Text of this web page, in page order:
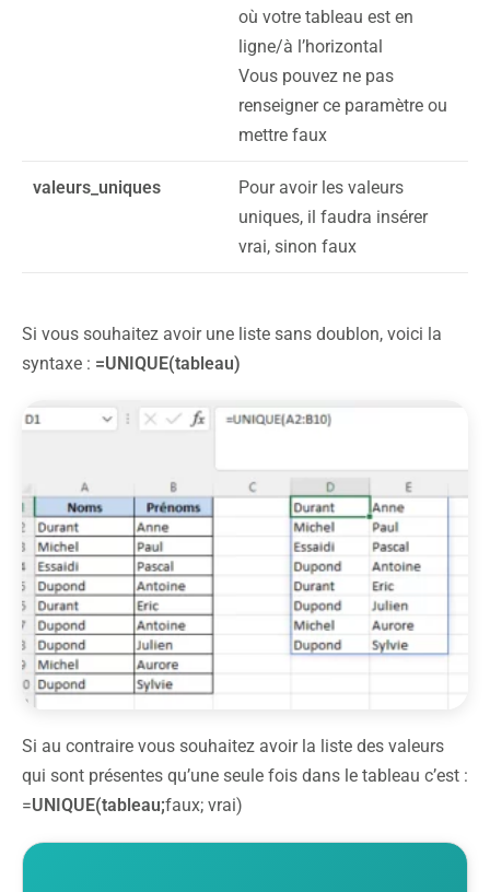
où votre tableau est en
ligne/à l’horizontal
Vous pouvez ne pas
renseigner ce paramètre ou
mettre faux
valeurs_uniques
Pour avoir les valeurs
uniques, il faudra insérer
vrai, sinon faux
Si vous souhaitez avoir une liste sans doublon, voici la
syntaxe : =UNIQUE(tableau)
Si au contraire vous souhaitez avoir la liste des valeurs
qui sont présentes qu’une seule fois dans le tableau c’est :
=UNIQUE(tableau;faux; vrai)